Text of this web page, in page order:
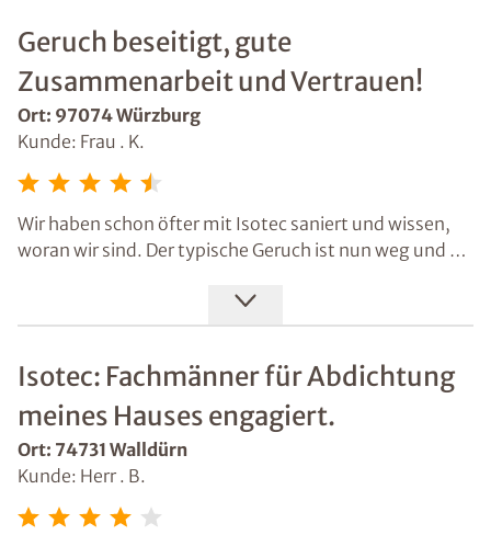
und geben uns ein gutes Gefühl, das Richtige getan zu
haben.
Geruch beseitigt, gute
Zusammenarbeit und Vertrauen!
Ort: 97074 Würzburg
Kunde: Frau . K.
Wir haben schon öfter mit Isotec saniert und wissen,
woran wir sind. Der typische Geruch ist nun weg und es
der eine gute Zusammenarbeit ausmacht.
Isotec: Fachmänner für Abdichtung
meines Hauses engagiert.
Ort: 74731 Walldürn
Kunde: Herr . B.